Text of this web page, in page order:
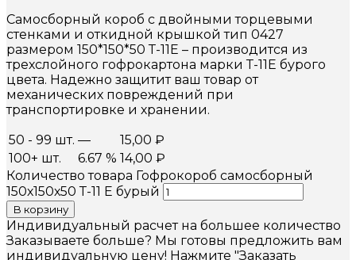
Самосборный короб с двойными торцевыми
стенками и откидной крышкой тип 0427
размером 150*150*50 Т-11Е – производится из
трехслойного гофрокартона марки Т-11Е бурого
цвета. Надежно защитит ваш товар от
механических повреждений при
транспортировке и хранении.
50 - 99 шт. — 15,00 ₽
100+ шт.
6.67 % 14,00 ₽
Количество товара Гофрокороб самосборный
150х150х50 Т-11 Е бурый
В корзину
Индивидуальный расчет на большее количество
Заказываете больше? Мы готовы предложить вам
индивидуальную цену! Нажмите "Заказать